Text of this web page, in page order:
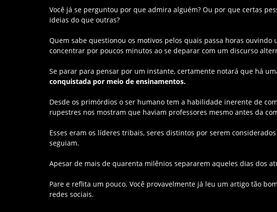
Você já se perguntou por que admira alguém? Ou por que certas
ideias do que outras?
Quem sabe questionou os motivos pelos quais passa horas ouvindo
concentrar por poucos minutos ao se deparar com um discurso
Se parar para pensar por um instante, certamente notará que há
conquistada por meio de ensinamentos.
Desde os primórdios o ser humano tem a habilidade inerente de
rupestres nos mostram que haviam professores mesmo antes da
Esses eram os líderes tribais, seres distintos por serem
seguiam.
Apesar de mais de quarenta milênios separarem aqueles dias dos
Pare e reflita um pouco. Você provavelmente já leu um artigo tão
redes sociais.